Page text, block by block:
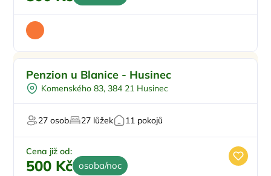
Penzion u Blanice - Husinec
Komenského 83, 384 21 Husinec
27 osob 27 lůžek 11 pokojů
Cena již od:
500 Kč osoba/noc